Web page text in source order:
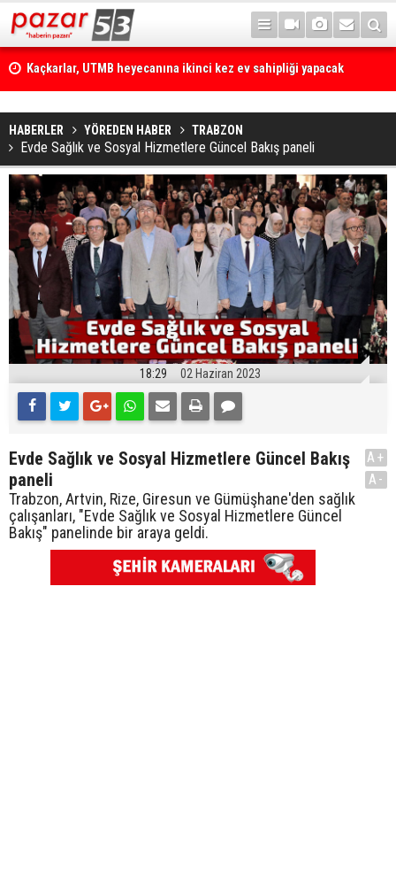
Kaçkarlar, UTMB heyecanına ikinci kez ev sahipliği yapacak
HABERLER YÖREDEN HABER TRABZON
Evde Sağlık ve Sosyal Hizmetlere Güncel Bakış paneli
18:29 02 Haziran 2023
Evde Sağlık ve Sosyal Hizmetlere Güncel Bakış
paneli
Trabzon, Artvin, Rize, Giresun ve Gümüşhane'den sağlık
çalışanları, "Evde Sağlık ve Sosyal Hizmetlere Güncel
Bakış" panelinde bir araya geldi.
A+
A-